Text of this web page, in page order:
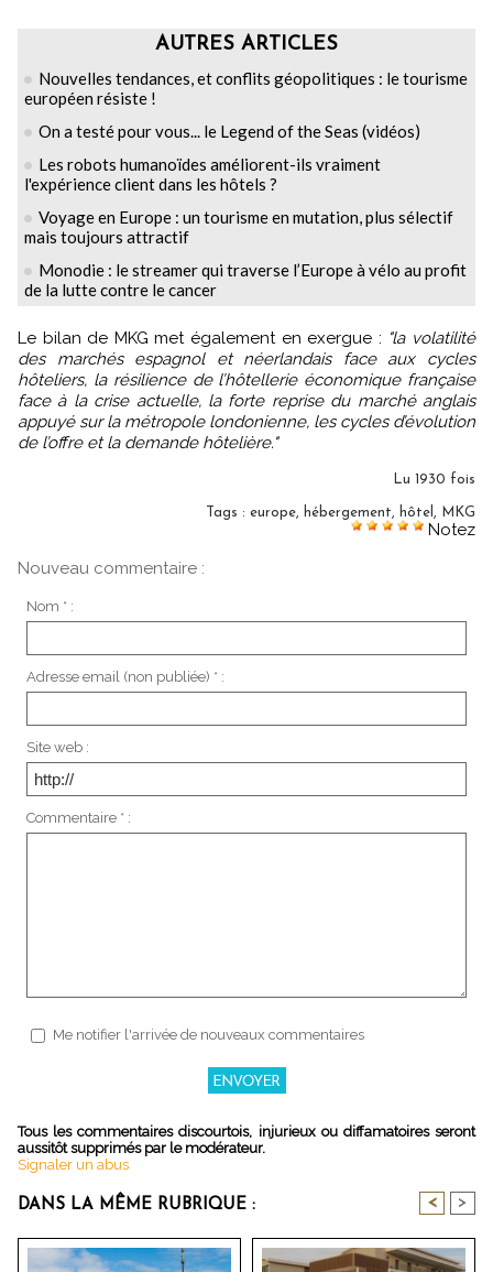
AUTRES ARTICLES
Nouvelles tendances, et conflits géopolitiques : le tourisme
européen résiste !
On a testé pour vous... le Legend of the Seas (vidéos)
Les robots humanoïdes améliorent-ils vraiment
l'expérience client dans les hôtels ?
Voyage en Europe : un tourisme en mutation, plus sélectif
mais toujours attractif
Monodie : le streamer qui traverse l’Europe à vélo au profit
de la lutte contre le cancer
Le bilan de MKG met également en exergue : "la volatilité
des marchés espagnol et néerlandais face aux cycles
hôteliers, la résilience de l’hôtellerie économique française
face à la crise actuelle, la forte reprise du marché anglais
appuyé sur la métropole londonienne, les cycles d’évolution
de l’offre et la demande hôtelière."
Lu 1930 fois
Tags : europe hébergement hôtel MKG
Notez
Nouveau commentaire :
Nom * :
Adresse email (non publiée) * :
Site web :
Commentaire * :
Me notifier l'arrivée de nouveaux commentaires
Tous les commentaires discourtois, injurieux ou diffamatoires seront
aussitôt supprimés par le modérateur.
Signaler un abus
DANS LA MÊME RUBRIQUE : < >